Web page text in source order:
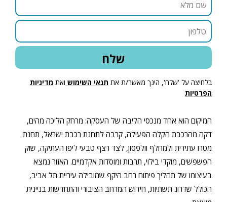
בלחיצה על 'שלח', הינך מאשר/ת את תנאי השימוש ואת מדיניות
הפרטיות
המיקום הוא אחד מנכסי הליבה של העסקה: מרחק הליכה מהים,
דקה מהרכבת הקלה הפעילה, קרבה לתחנת רכבת ישראל, תחנת
מטרו עתידית ולמחלף וולפסון, לצד רצף טבעי ליפו העתיקה, שוק
הפשפשים, מוקדי בילוי, תרבות ומוסדות אקדמיים. האזור נמצא
בעיצומו של תהליך פיתוח רחב היקף שמובילה עיריית תל אביב,
הכולל שדרוג תשתיות, חידוש המרחב הציבורי והתחדשות בניינית